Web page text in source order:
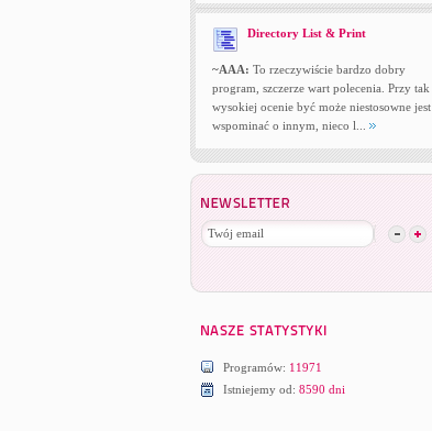
Directory List & Print
~AAA: To rzeczywiście bardzo dobry
program, szczerze wart polecenia. Przy tak
wysokiej ocenie być może niestosowne jest
wspominać o innym, nieco l...
Programów: 11971
Istniejemy od: 8590 dni